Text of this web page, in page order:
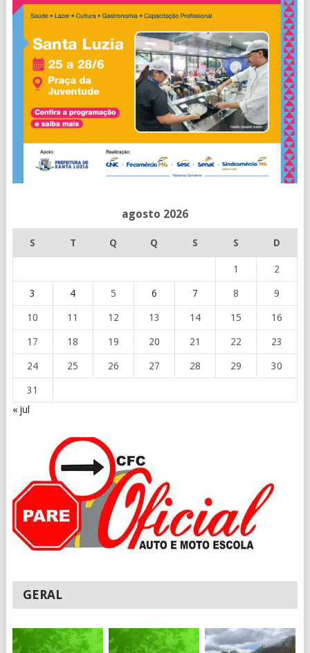
agosto 2026
S T Q Q S S D
1 2
3 4 5 6 7 8 9
10 11 12 13 14 15 16
17 18 19 20 21 22 23
24 25 26 27 28 29 30
31
« jul
GERAL